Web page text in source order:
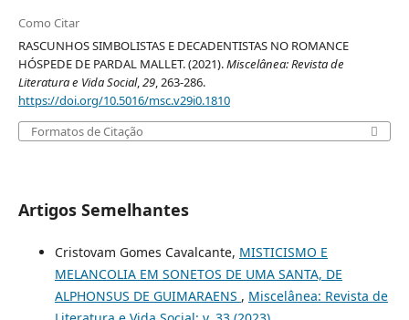
Como Citar
RASCUNHOS SIMBOLISTAS E DECADENTISTAS NO ROMANCE
HÓSPEDE DE PARDAL MALLET. (2021).Miscelânea: Revista de
Literatura e Vida Social,29, 263-286.
https://doi.org/10.5016/msc.v29i0.1810
Formatos de Citação
Artigos Semelhantes
Cristovam Gomes Cavalcante, MISTICISMO E
MELANCOLIA EM SONETOS DE UMA SANTA, DE
ALPHONSUS DE GUIMARAENS , Miscelânea: Revista de